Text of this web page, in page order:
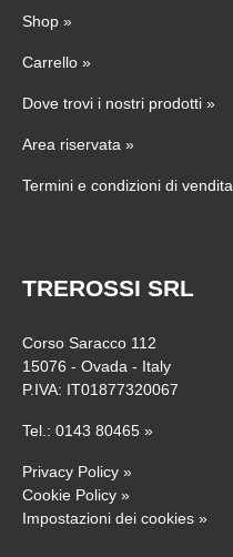
Shop »
Carrello »
Dove trovi i nostri prodotti »
Area riservata »
Termini e condizioni di vendita
TREROSSI SRL
Corso Saracco 112
15076 - Ovada - Italy
P.IVA: IT01877320067
Tel.: 0143 80465 »
Privacy Policy »
Cookie Policy »
Impostazioni dei cookies »